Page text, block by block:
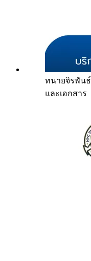
ทนายจิรพันธ์
และเอกสาร